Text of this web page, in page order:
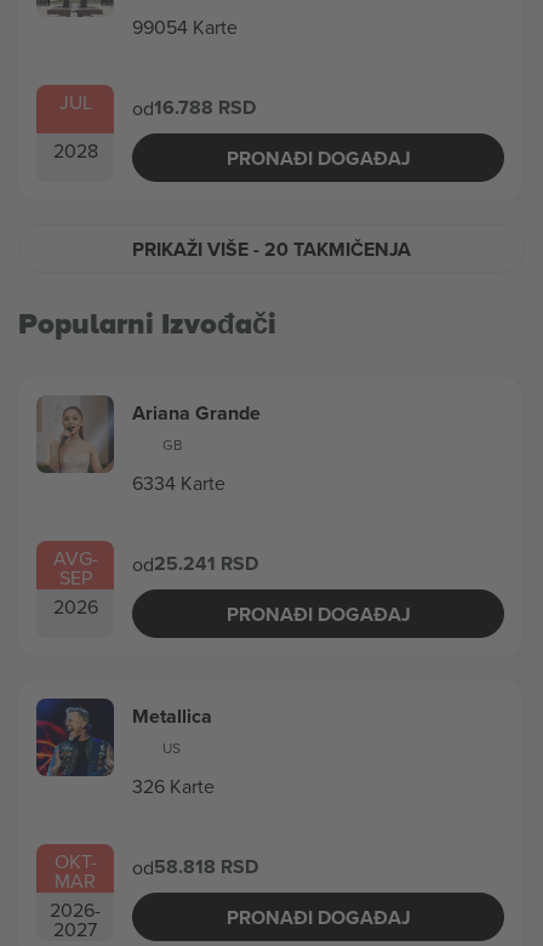
JUL
2028
99054 Karte
od16.788 RSD
PRONAĐI DOGAĐAJ
PRIKAŽI VIŠE- 20 TAKMIČENJA
Popularni Izvođači
AVG-
SEP
2026
Ariana Grande
GB
6334 Karte
od25.241 RSD
PRONAĐI DOGAĐAJ
OKT-
MAR
2026-
2027
Metallica
US
326 Karte
od58.818 RSD
PRONAĐI DOGAĐAJ